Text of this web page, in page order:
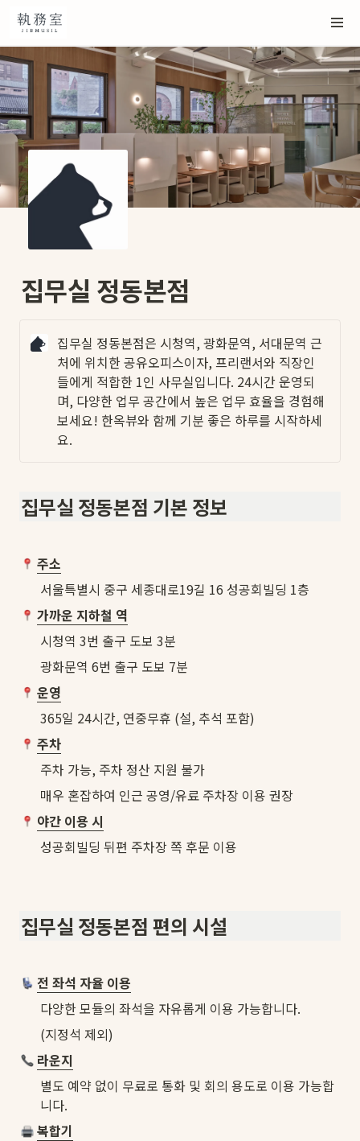
집무실 정동본점
집무실 정동본점은 시청역, 광화문역, 서대문역 근
처에 위치한 공유오피스이자, 프리랜서와 직장인
들에게 적합한 1인 사무실입니다. 24시간 운영되
며, 다양한 업무 공간에서 높은 업무 효율을 경험해
보세요! 한옥뷰와 함께 기분 좋은 하루를 시작하세
요.
집무실 정동본점 기본 정보
주소
서울특별시 중구 세종대로19길 16 성공회빌딩 1층
가까운 지하철 역
시청역 3번 출구 도보 3분
광화문역 6번 출구 도보 7분
운영
365일 24시간, 연중무휴 (설, 추석 포함)
주차
주차 가능, 주차 정산 지원 불가
매우 혼잡하여 인근 공영/유료 주차장 이용 권장
야간 이용 시
성공회빌딩 뒤편 주차장 쪽 후문 이용
집무실 정동본점 편의 시설
전 좌석 자율 이용
다양한 모듈의 좌석을 자유롭게 이용 가능합니다.
(지정석 제외)
라운지
별도 예약 없이 무료로 통화 및 회의 용도로 이용 가능합
니다.
복합기